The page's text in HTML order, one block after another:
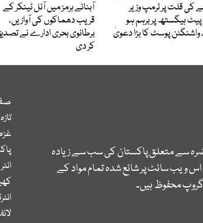
کی قلت پر ٹرمپ وزیر
ہیگستھ پر برہم ہو
پوسٹ کا بڑا دعویٰ
آبنائے ہرمز میں آئل ٹینکر کے
قریب دھماکوں کی آوازیں،
برطانوی بحری ادارے نے
کر دی
سے متعلق پاکستان کی سب سے زیادہ
ویب سائٹ پر شائع شدہ تمام مواد کے
محفوظ ہیں۔